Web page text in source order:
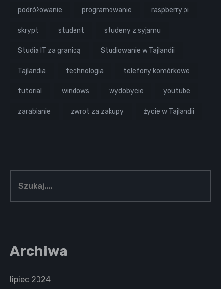
podróżowanie programowanie raspberry pi
skrypt student studeny z syjamu
Studia IT za granicą Studiowanie w Tajlandii
Tajlandia technologia telefony komórkowe
tutorial windows wydobycie youtube
zarabianie zwrot za zakupy życie w Tajlandii
Archiwa
lipiec 2024